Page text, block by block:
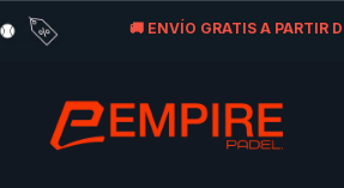
🚚 ENVÍO GRATIS A PARTIR